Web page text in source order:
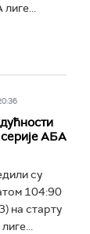
АБА
су
104:90
на старту